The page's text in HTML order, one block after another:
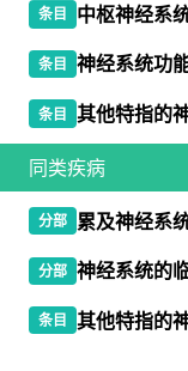
条目 中枢神经系
条目 神经系统功
条目 其他特指的
同类疾病
分部 累及神经系
分部 神经系统的
条目